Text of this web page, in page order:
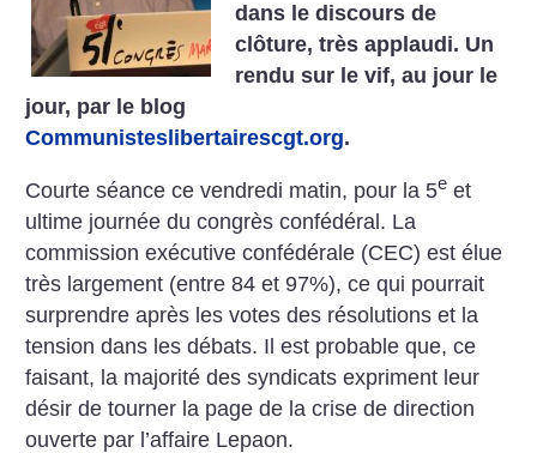
dans le discours de
clôture, très applaudi. Un
rendu sur le vif, au jour le
jour, par le blog
Communisteslibertairescgt.org.
Courte séance ce vendredi matin, pour la 5e et
ultime journée du congrès confédéral. La
commission exécutive confédérale (CEC) est élue
très largement (entre 84 et 97%), ce qui pourrait
surprendre après les votes des résolutions et la
tension dans les débats. Il est probable que, ce
faisant, la majorité des syndicats expriment leur
désir de tourner la page de la crise de direction
ouverte par l’affaire Lepaon.